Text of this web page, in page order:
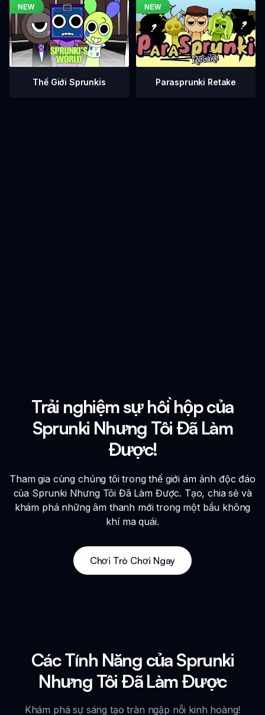
Thế Giới Sprunkis Parasprunki Retake
Trải nghiệm sự hồi hộp của
Sprunki Nhưng Tôi Đã Làm
Được!
Tham gia cùng chúng tôi trong thế giới ám ảnh độc đáo
của Sprunki Nhưng Tôi Đã Làm Được. Tạo, chia sẻ và
khám phá những âm thanh mới trong một bầu không
khí ma quái.
Chơi Trò Chơi Ngay
Các Tính Năng của Sprunki
Nhưng Tôi Đã Làm Được
Khám phá sự sáng tạo tràn ngập nỗi kinh hoàng!